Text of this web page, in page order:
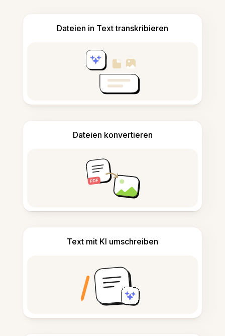
Dateien in Text transkribieren
Dateien konvertieren
Text mit KI umschreiben